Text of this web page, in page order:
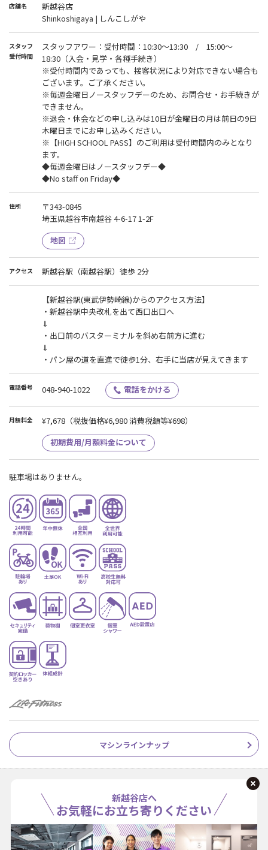
ます。
※『HIGH SCHOOL PASS』の方は上記の期間ご利用いただけませ
ん。
【《予約推奨》見学・入会手続きご希望の方へ】
見学・入会手続きはご予約を推奨しております。
ご予約が無い場合はお断りさせていただく場合がございますので予
めご了承ください。
ご予約は見学予約ボタンより、当日の場合はお電話にてお願い致し
ます。
＜予約可能時間 ： 10：30～13：30、15：00～18：30＞ ※毎
週金曜日は除く
※当日ご予約時間から10分以上経過してもご来店・ご連絡がない場
合、キャンセル扱いとさせていただきます。
※事前にWEB入会された方場合であっても当日の手続きをお断りさ
せていただく場合もございます。
その際の日割り料金の返金などの対応は一切できかねますので、予
めご了承ください。
店舗名
新越谷店
Shinkoshigaya | しんこしがや
スタッフ
受付時間
スタッフアワー：受付時間：10:30～13:30 / 15:00～
18:30（入会・見学・各種手続き）
※受付時間内であっても、接客状況により対応できない場合も
ございます。ご了承ください。
※毎週金曜日ノースタッフデーのため、お問合せ・お手続きが
できません。
※退会・休会などの申し込みは10日が金曜日の月は前日の9日
木曜日までにお申し込みください。
※【HIGH SCHOOL PASS】のご利用は受付時間内のみとなり
ます。
◆毎週金曜日はノースタッフデー◆
◆No staff on Friday◆
住所
〒343-0845
埼玉県越谷市南越谷 4-6-17 1-2F
地図
アクセス 新越谷駅（南越谷駅）徒歩 2分
【新越谷駅(東武伊勢崎線)からのアクセス方法】
・新越谷駅中央改札を出て西口出口へ
⇓
・出口前のバスターミナルを斜め右前方に進む
⇓
・パン屋の道を直進で徒歩1分、右手に当店が見えてきます
電話番号 048-940-1022 電話をかける
月額料金 ¥7,678 （税抜価格¥6,980 消費税額等¥698）
初期費用/月額料金について
駐車場はありません。
マシンラインナップ
新越谷店へ
お気軽にお立ち寄りください